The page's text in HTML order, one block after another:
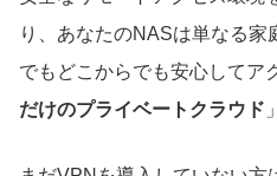
り、あなたのNASは単なる家
でもどこからでも安心してア
だけのプライベートクラウド